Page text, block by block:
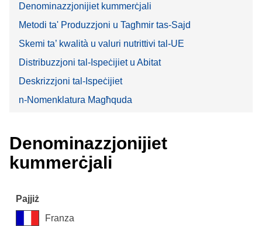
Denominazzjonijiet kummerċjali
Metodi ta' Produzzjoni u Tagħmir tas-Sajd
Skemi ta’ kwalità u valuri nutrittivi tal-UE
Distribuzzjoni tal-Ispeċijiet u Abitat
Deskrizzjoni tal-Ispeċijiet
n-Nomenklatura Magħquda
Denominazzjonijiet
kummerċjali
Franza